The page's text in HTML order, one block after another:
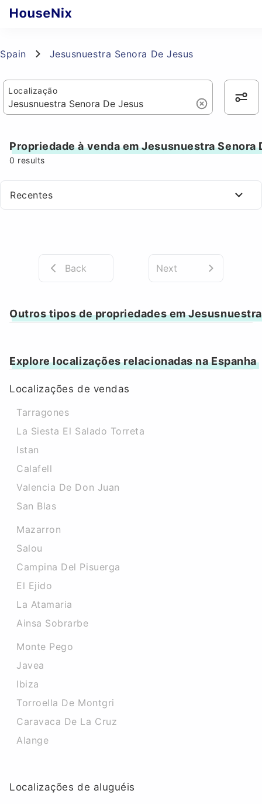
Spain Jesusnuestra Senora De Jesus
Localização
Propriedade à venda em Jesusnuestra Senora
0 results
Recentes
Back Next
Outros tipos de propriedades em
Explore localizações relacionadas na Espanha
Localizações de vendas
Tarragones
La Siesta El Salado Torreta
Istan
Calafell
Valencia De Don Juan
San Blas
Mazarron
Salou
Campina Del Pisuerga
El Ejido
La Atamaria
Ainsa Sobrarbe
Monte Pego
Javea
Ibiza
Torroella De Montgri
Caravaca De La Cruz
Alange
Localizações de aluguéis